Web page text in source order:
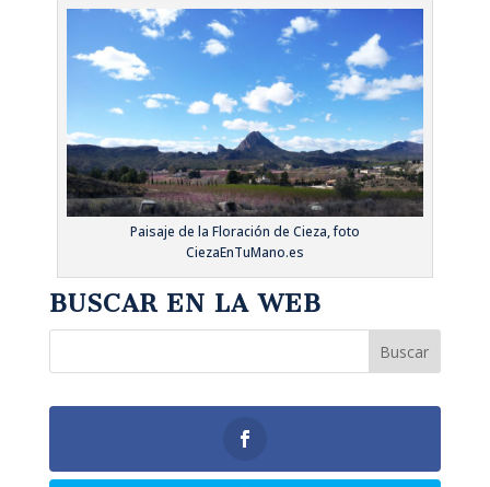
Paisaje de la Floración de Cieza, foto
CiezaEnTuMano.es
BUSCAR EN LA WEB